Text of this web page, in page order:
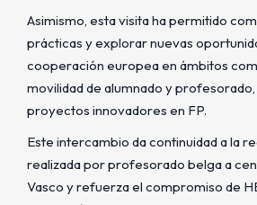
Asimismo, esta visita ha permitido
prácticas y explorar nuevas
cooperación europea en ámbitos
movilidad de alumnado y
proyectos innovadores en FP.
Este intercambio da continuidad a la
realizada por profesorado belga a
Vasco y refuerza el compromiso de